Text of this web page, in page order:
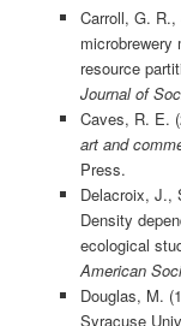
Carroll, G.
microbrewery
resource
Journal of
Caves, R. E.
art and
Press.
Delacroix, J.,
Density
ecological
American
Douglas, M.
Syracuse